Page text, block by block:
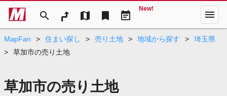
search map bookmark event_note
New! menu
MapFan > 住まい探し > 売り土地 > 地域から探す >
埼玉県
>
草加市の売り土地
草加市の売り土地